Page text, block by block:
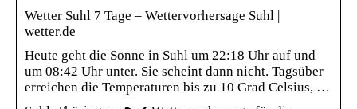
Wetter Suhl 7 Tage – Wettervorhersage Suhl |
wetter.de
Heute geht die Sonne in Suhl um 22:18 Uhr auf und
um 08:42 Uhr unter. Sie scheint dann nicht. Tagsüber
erreichen die Temperaturen bis zu 10 Grad Celsius, …